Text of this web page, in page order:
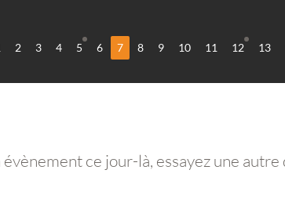
2 3 4 5 6 7 8 9 10 11 12 13
évènement ce jour-là, essayez une autre